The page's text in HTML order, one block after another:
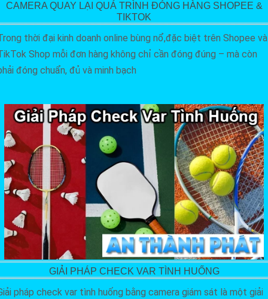
CAMERA QUAY LẠI QUÁ TRÌNH ĐÓNG HÀNG SHOPEE &
TIKTOK
thời đại kinh doanh online bùng nổ,đặc biệt trên Shopee và
Shop mỗi đơn hàng không chỉ cần đóng đúng – mà còn
đóng chuẩn, đủ và minh bạch
GIẢI PHÁP CHECK VAR TÌNH HUỐNG
pháp check var tình huống bằng camera giám sát là một giải